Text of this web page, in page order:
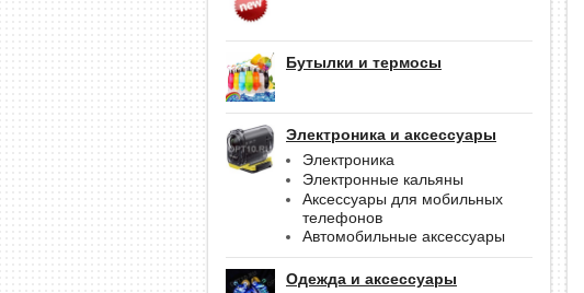
Бутылки и термосы
Электроника и аксессуары
Электроника
Электронные кальяны
Аксессуары для мобильных
телефонов
Автомобильные аксессуары
Одежда и аксессуары